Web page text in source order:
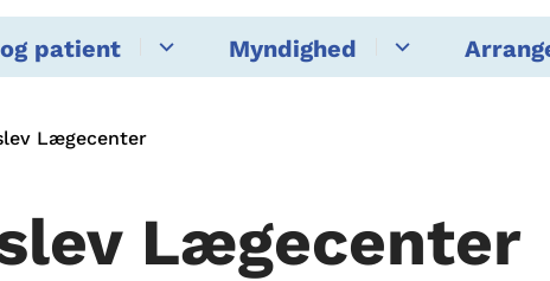
patient Myndighed
Lægecenter
Lægecenter